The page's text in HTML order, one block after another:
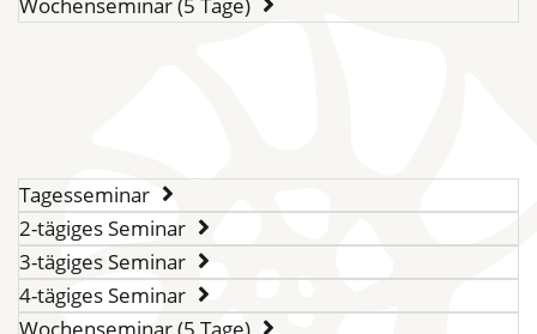
Tagesseminar
2-tägiges Seminar
3-tägiges Seminar
4-tägiges Seminar